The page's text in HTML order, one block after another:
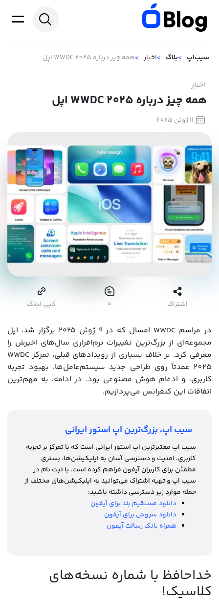
سیب‌اپ بلاگ اخبار همه چیز درباره WWDC 2025 اپل
اخبار
همه چیز درباره WWDC 2025 اپل
11 ژوئن 2025
اشتراک ۰ کپی لینک
در مراسم WWDC امسال که در ۹ ژوئن ۲۰۲۵ برگزار شد، اپل
مجموعه‌ای از بزرگ‌ترین تغییرات نرم‌افزاری سال‌های اخیرش را
معرفی کرد. بر خلاف بسیاری از رویدادهای قبلی، تمرکز WWDC
2025 عمدتاً روی طراحی جدید سیستم‌عامل‌ها، بهبود تجربه
کاربری، و ادغام هوش مصنوعی بود. در ادامه، به مهم‌ترین
اتفاقات این کنفرانس می‌پردازیم.
سیب اپ، بزرگ‌ترین اپ استور ایرانی
سیب اپ معتبرترین اپ استور ایرانی است که با تمرکز بر تجربه
کاربری، امنیت و دسترسی آسان به اپلیکیشن‌ها، بستری
مطمئن برای کاربران آیفون فراهم کرده است. با ثبت نام در
سیب اپ و تهیه اشتراک می‌توانید به اپلیکیشن‌های مختلف از
جمله موارد زیر دسترسی داشته باشید:
دانلود مستقیم بلد برای آیفون
دانلود سروش برای آیفون
همراه بانک رسالت آیفون
خداحافظ با شماره نسخه‌های
کلاسیک!